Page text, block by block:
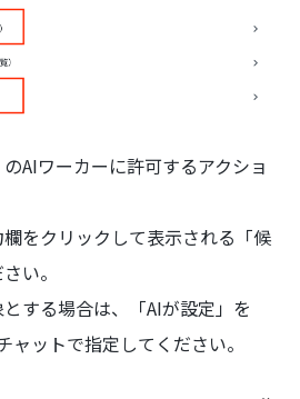
のAIワーカーに許可するアクショ
欄をクリックして表示される「候
い。
する場合は、「AIが設定」を
ットで指定してください。